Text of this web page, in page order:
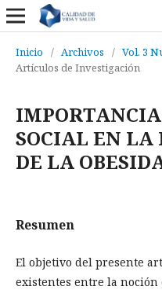
Inicio / Archivos / Vol. 3
Artículos de Investigación
SOCIAL EN LA
DE LA
Resumen
El objetivo del presente
existentes entre la noción